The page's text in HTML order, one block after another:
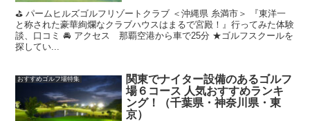
⛳ パームヒルズゴルフリゾートクラブ ＜沖縄県 糸満市＞ 『東洋一
と称された豪華絢爛なクラブハウスはまるで宮殿！』行ってみた体験
談、口コミ 🚘 アクセス 那覇空港から車で25分 ★ゴルフスクールを
探してい...
おすすめゴルフ場特集
関東でナイター設備のあるゴルフ
場６コース 人気おすすめランキ
ング！（千葉県・神奈川県・東
京）